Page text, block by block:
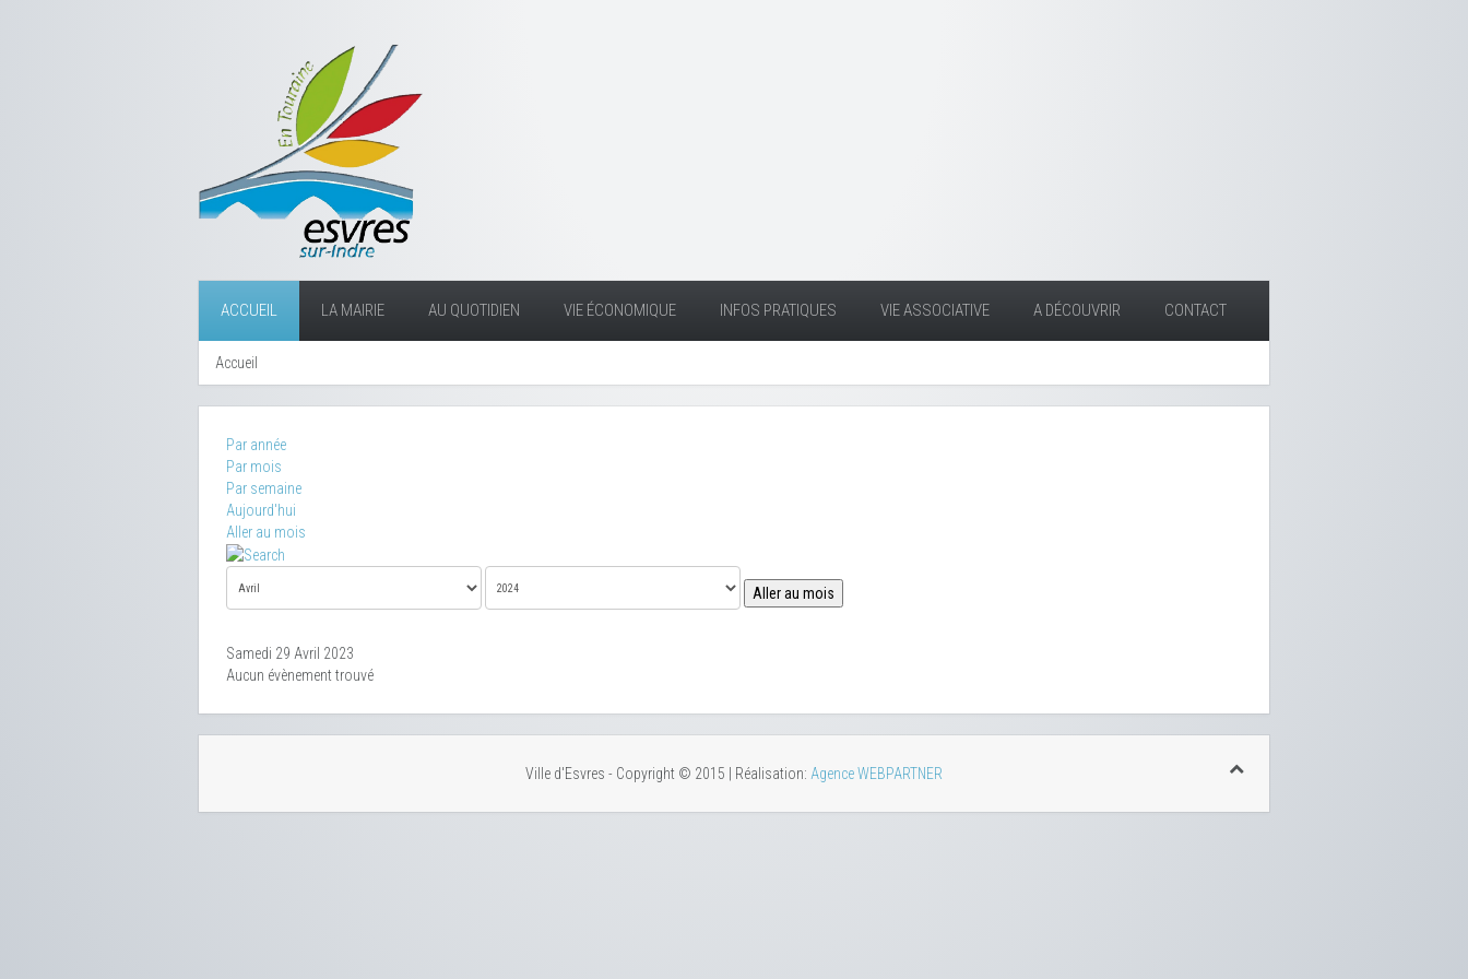
ACCUEIL LA MAIRIE AU QUOTIDIEN VIE ÉCONOMIQUE INFOS PRATIQUES VIE ASSOCIATIVE A DÉCOUVRIR CONTACT
Accueil
Par année
Par mois
Par semaine
Aujourd'hui
Aller au mois
Aller au mois
Samedi 29 Avril 2023
Aucun évènement trouvé
Ville d'Esvres - Copyright © 2015 | Réalisation: Agence WEBPARTNER